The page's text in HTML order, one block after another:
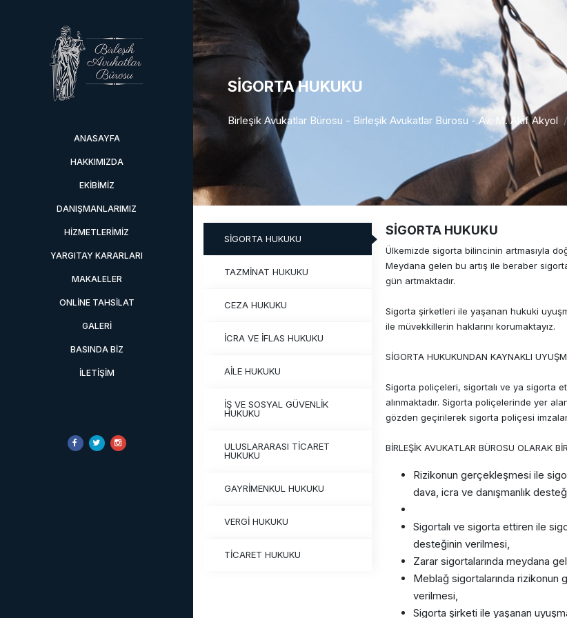
ANASAYFA
HAKKIMIZDA
EKIBIMIZ
DANIŞMANLARIMIZ
HIZMETLERIMIZ
YARGITAY KARARLARI
MAKALELER
ONLINE TAHSILAT
GALERI
BASINDA BIZ
İLETIŞIM
SİGORTA HUKUKU
Birleşik Avukatlar Bürosu - Birleşik Avukatlar Bürosu - Av. M. Akif Akyol
SİGORTA HUKUKU
TAZMİNAT HUKUKU
CEZA HUKUKU
İCRA VE İFLAS HUKUKU
AİLE HUKUKU
İŞ VE SOSYAL GÜVENLİK
HUKUKU
ULUSLARARASI TİCARET
HUKUKU
GAYRİMENKUL HUKUKU
VERGİ HUKUKU
TİCARET HUKUKU
SİGORTA HUKUKU
Ülkemizde sigorta bilincinin artmasıyla
Meydana gelen bu artış ile beraber
gün artmaktadır.
Sigorta şirketleri ile yaşanan hukuki
ile müvekkillerin haklarını korumaktayız.
SİGORTA HUKUKUNDAN KAYNAKLI
Sigorta poliçeleri, sigortalı ve ya sigorta
alınmaktadır. Sigorta poliçelerinde yer
gözden geçirilerek sigorta poliçesi
BİRLEŞİK AVUKATLAR BÜROSU OLARAK
Rizikonun gerçekleşmesi ile
dava, icra ve danışmanlık
Sigortalı ve sigorta ettiren ile
desteğinin verilmesi,
Zarar sigortalarında meydana
Meblağ sigortalarında rizikonun
verilmesi,
Sigorta şirketi ile yaşanan